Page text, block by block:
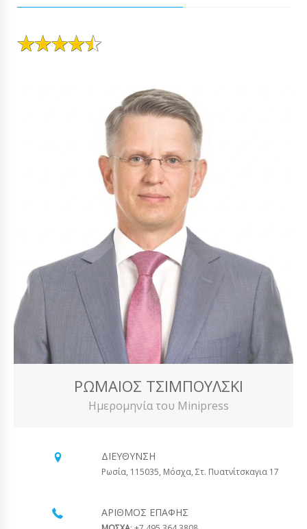
ΡΩΜΑΊΟΣ ΤΣΙΜΠΟΎΛΣΚΙ
Ημερομηνία του Minipress
ΔΙΕΎΘΥΝΣΗ
Ρωσία, 115035, Μόσχα, Στ. Πυατνίτσκαγια 17
ΑΡΙΘΜΌΣ ΕΠΑΦΉΣ